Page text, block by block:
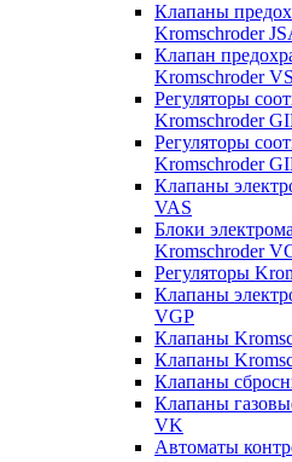
Клапаны
Kromschroder
Клапан
Kromschroder
Регуляторы
Kromschroder
Регуляторы
Kromschroder
Клапаны
VAS
Блоки
Kromschroder
Регуляторы
Клапаны
VGP
Клапаны
Клапаны
Клапаны
Клапаны
VK
Автоматы